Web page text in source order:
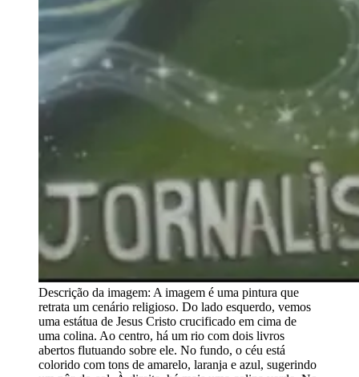
Descrição da imagem: A imagem é uma pintura que
retrata um cenário religioso. Do lado esquerdo, vemos
uma estátua de Jesus Cristo crucificado em cima de
uma colina. Ao centro, há um rio com dois livros
abertos flutuando sobre ele. No fundo, o céu está
colorido com tons de amarelo, laranja e azul, sugerindo